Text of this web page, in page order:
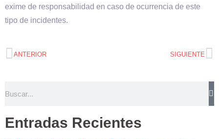
exime de responsabilidad en caso de ocurrencia de este
tipo de incidentes.
ANTERIOR SIGUIENTE
Entradas Recientes